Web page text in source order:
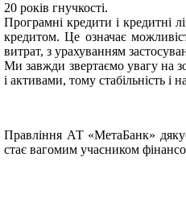
20 років гнучкості.
Програмні кредити і кредитні
кредитом. Це означає
витрат, з урахуванням
Ми завжди звертаємо увагу на
і активами, тому стабільність і
Правління АТ «МетаБанк»
стає вагомим учасником